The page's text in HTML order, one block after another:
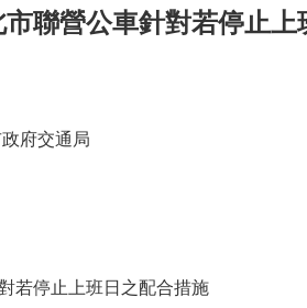
聯營公車針對若停止
府交通局
若停止上班日之配合措施